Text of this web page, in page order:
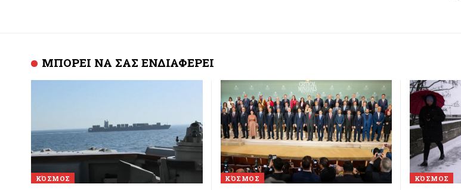
ΜΠΟΡΕΙ ΝΑ ΣΑΣ ΕΝΔΙΑΦΕΡΕΙ
ΚΌΣΜΟΣ ΚΌΣΜΟΣ ΚΌΣΜΟΣ